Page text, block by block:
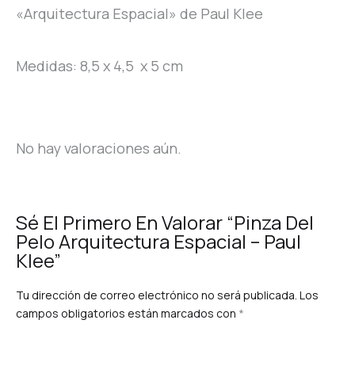
«Arquitectura Espacial» de Paul Klee
Medidas: 8,5 x 4,5 x 5 cm
No hay valoraciones aún.
Sé El Primero En Valorar “Pinza Del
Pelo Arquitectura Espacial – Paul
Klee”
Tu dirección de correo electrónico no será publicada. Los
campos obligatorios están marcados con *